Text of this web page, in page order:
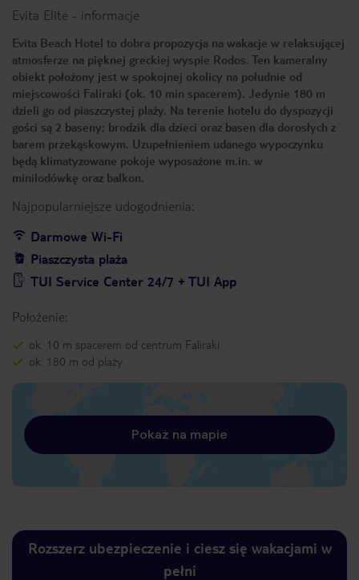
Evita Elite - informacje
Evita Beach Hotel to dobra propozycja na wakacje w relaksującej
atmosferze na pięknej greckiej wyspie Rodos. Ten kameralny
obiekt położony jest w spokojnej okolicy na południe od
miejscowości Faliraki (ok. 10 min spacerem). Jedynie 180 m
dzieli go od piaszczystej plaży. Na terenie hotelu do dyspozycji
gości są 2 baseny: brodzik dla dzieci oraz basen dla dorosłych z
barem przekąskowym. Uzupełnieniem udanego wypoczynku
będą klimatyzowane pokoje wyposażone m.in. w
minilodówkę oraz balkon.
Najpopularniejsze udogodnienia:
Darmowe Wi-Fi
Piaszczysta plaża
TUI Service Center 24/7 + TUI App
Położenie:
ok. 10 m spacerem od centrum Faliraki
ok. 180 m od plaży
Pokaż na mapie
Rozszerz ubezpieczenie i ciesz się wakacjami w
pełni